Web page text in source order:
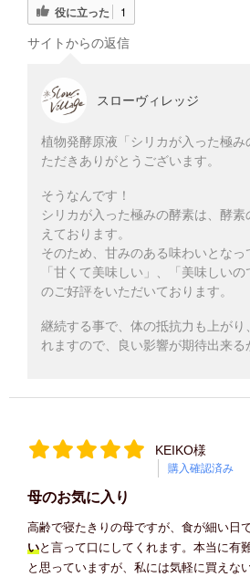
役に立った 1
サイトからの返信
スローヴィレッジ
植物発酵原液「シリカが入った極み
ただきありがとうございます。
そうなんです！
シリカが入った極みの酵素は、酵
えております。
そのため、甘みのある味わいとなっ
「甘くて美味しい」、「美味しい
のご好評をいただいております。
継続する事で、体の抵抗力も上がり
れますので、良い影響が期待出来る
KEIKO様
購入確認済み
母のお気に入り
高齢で寝たきりの母ですが、食が細い日
いと言って口にしてくれます。本当に有
と思っていますが、私には気軽に買えな